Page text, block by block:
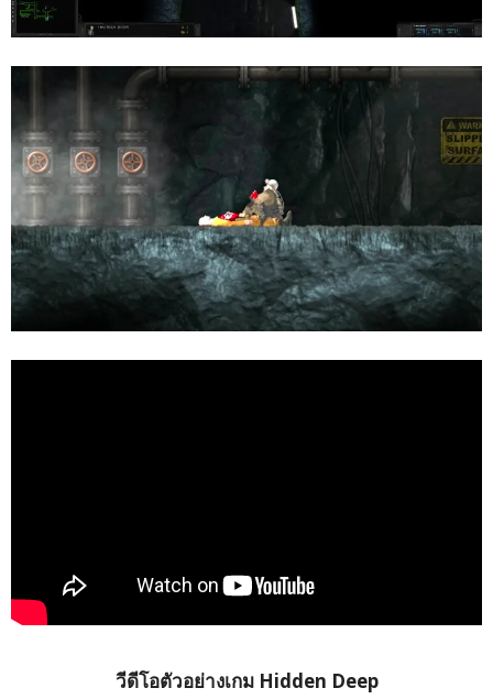
วีดีโอตัวอย่างเกม Hidden Deep